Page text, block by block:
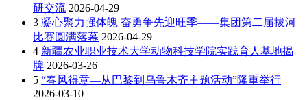
研交流 2026-04-29
3 凝心聚力强体魄 奋勇争先迎旺季——集团第二届拔河
比赛圆满落幕 2026-04-29
4 新疆农业职业技术大学动物科技学院实践育人基地揭
牌 2026-03-26
5 “春风得意—从巴黎到乌鲁木齐主题活动”隆重举行
2026-03-10